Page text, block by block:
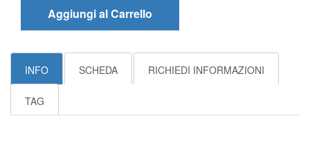
Aggiungi al Carrello
INFO SCHEDA RICHIEDI INFORMAZIONI
TAG